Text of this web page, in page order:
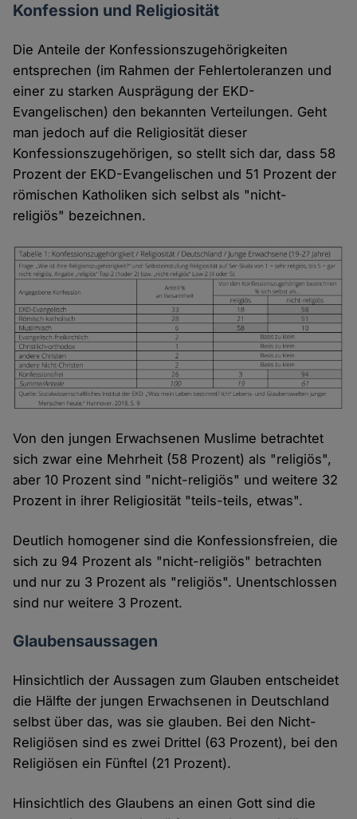
Konfession und Religiosität
Die Anteile der Konfessionszugehörigkeiten
entsprechen (im Rahmen der Fehlertoleranzen und
einer zu starken Ausprägung der EKD-
Evangelischen) den bekannten Verteilungen. Geht
man jedoch auf die Religiosität dieser
Konfessionszugehörigen, so stellt sich dar, dass 58
Prozent der EKD-Evangelischen und 51 Prozent der
römischen Katholiken sich selbst als "nicht-
religiös" bezeichnen.
Von den jungen Erwachsenen Muslime betrachtet
sich zwar eine Mehrheit (58 Prozent) als "religiös",
aber 10 Prozent sind "nicht-religiös" und weitere 32
Prozent in ihrer Religiosität "teils-teils, etwas".
Deutlich homogener sind die Konfessionsfreien, die
sich zu 94 Prozent als "nicht-religiös" betrachten
und nur zu 3 Prozent als "religiös". Unentschlossen
sind nur weitere 3 Prozent.
Glaubensaussagen
Hinsichtlich der Aussagen zum Glauben entscheidet
die Hälfte der jungen Erwachsenen in Deutschland
selbst über das, was sie glauben. Bei den Nicht-
Religiösen sind es zwei Drittel (63 Prozent), bei den
Religiösen ein Fünftel (21 Prozent).
Hinsichtlich des Glaubens an einen Gott sind die